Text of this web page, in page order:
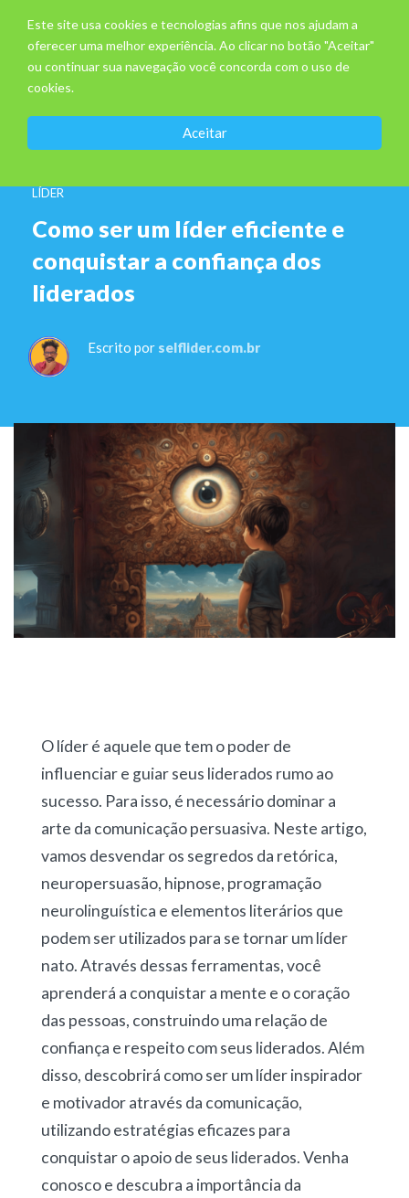
Este site usa cookies e tecnologias afins que nos ajudam a
oferecer uma melhor experiência. Ao clicar no botão "Aceitar"
ou continuar sua navegação você concorda com o uso de
cookies.
Aceitar
LÍDER
Como ser um líder eficiente e
conquistar a confiança dos
liderados
Escrito por selflider.com.br
O líder é aquele que tem o poder de
influenciar e guiar seus liderados rumo ao
sucesso. Para isso, é necessário dominar a
arte da comunicação persuasiva. Neste artigo,
vamos desvendar os segredos da retórica,
neuropersuasão, hipnose, programação
neurolinguística e elementos literários que
podem ser utilizados para se tornar um líder
nato. Através dessas ferramentas, você
aprenderá a conquistar a mente e o coração
das pessoas, construindo uma relação de
confiança e respeito com seus liderados. Além
disso, descobrirá como ser um líder inspirador
e motivador através da comunicação,
utilizando estratégias eficazes para
conquistar o apoio de seus liderados. Venha
conosco e descubra a importância da